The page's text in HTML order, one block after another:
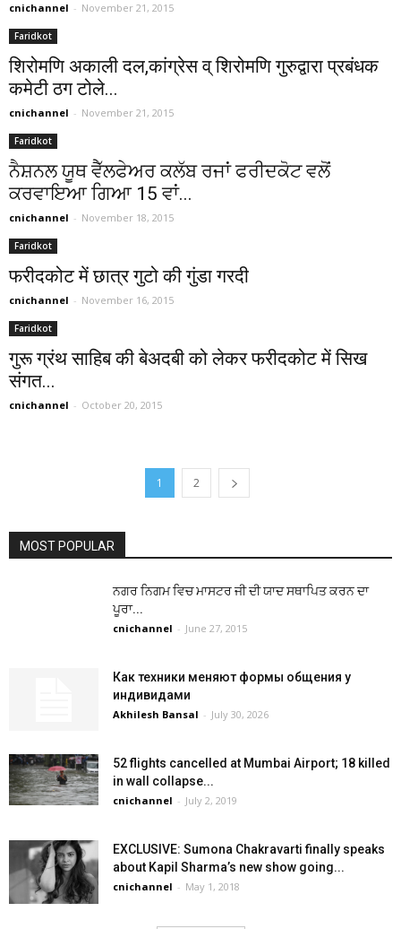
cnichannel - November 21, 2015
Faridkot
शिरोमणि अकाली दल,कांग्रेस व् शिरोमणि गुरुद्वारा प्रबंधक
कमेटी ठग टोले...
cnichannel - November 21, 2015
Faridkot
ਨੈਸ਼ਨਲ ਯੂਥ ਵੈੱਲਫੇਅਰ ਕਲੱਬ ਰਜਾਂ ਫਰੀਦਕੋਟ ਵਲੋਂ
ਕਰਵਾਇਆ ਗਿਆ 15 ਵਾਂ...
cnichannel - November 18, 2015
Faridkot
फरीदकोट में छात्र गुटो की गुंडा गरदी
cnichannel - November 16, 2015
Faridkot
गुरू ग्रंथ साहिब की बेअदबी को लेकर फरीदकोट में सिख
संगत...
cnichannel - October 20, 2015
1 2
MOST POPULAR
ਨਗਰ ਨਿਗਮ ਵਿਚ ਮਾਸਟਰ ਜੀ ਦੀ ਯਾਦ ਸਥਾਪਿਤ ਕਰਨ ਦਾ
ਪੂਰਾ...
cnichannel - June 27, 2015
Как техники меняют формы общения у
индивидами
Akhilesh Bansal - July 30, 2026
52 flights cancelled at Mumbai Airport; 18 killed
in wall collapse...
cnichannel - July 2, 2019
EXCLUSIVE: Sumona Chakravarti finally speaks
about Kapil Sharma’s new show going...
cnichannel - May 1, 2018